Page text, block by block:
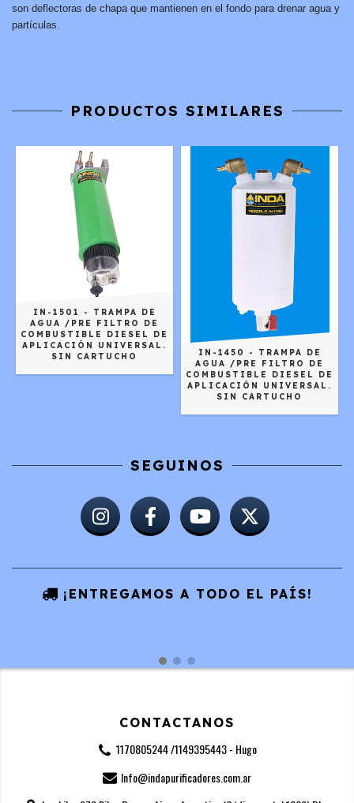
son deflectoras de chapa que mantienen en el fondo para drenar agua y
partículas.
PRODUCTOS SIMILARES
IN-1501 - TRAMPA DE
AGUA /PRE FILTRO DE
COMBUSTIBLE DIESEL DE
APLICACIÓN UNIVERSAL.
SIN CARTUCHO
IN-1450 - TRAMPA DE
AGUA /PRE FILTRO DE
COMBUSTIBLE DIESEL DE
APLICACIÓN UNIVERSAL.
SIN CARTUCHO
SEGUINOS
¡ENTREGAMOS A TODO EL PAÍS!
CONTACTANOS
1170805244 /1149395443 - Hugo
Info@indapurificadores.com.ar